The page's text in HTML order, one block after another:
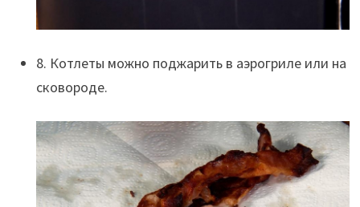
8. Котлеты можно поджарить в аэрогриле или на
сковороде.